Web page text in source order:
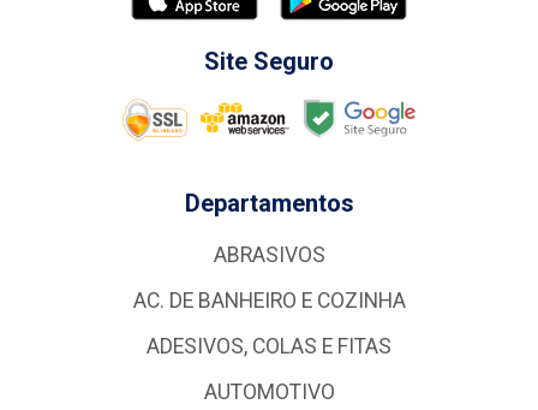
Site Seguro
Departamentos
ABRASIVOS
AC. DE BANHEIRO E COZINHA
ADESIVOS, COLAS E FITAS
AUTOMOTIVO